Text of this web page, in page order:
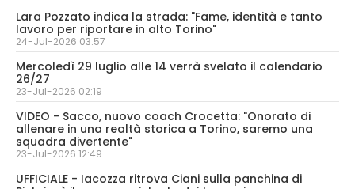
Lara Pozzato indica la strada: "Fame, identità e tanto
lavoro per riportare in alto Torino"
24-Jul-2026 03:57
Mercoledì 29 luglio alle 14 verrà svelato il calendario
26/27
23-Jul-2026 02:19
VIDEO - Sacco, nuovo coach Crocetta: "Onorato di
allenare in una realtà storica a Torino, saremo una
squadra divertente"
23-Jul-2026 12:49
UFFICIALE - Iacozza ritrova Ciani sulla panchina di